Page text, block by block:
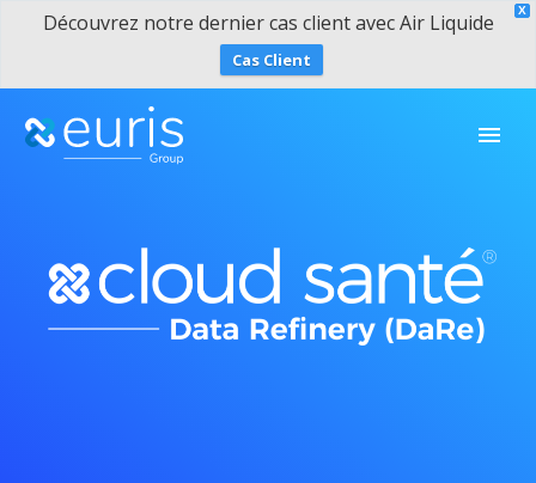
X
Découvrez notre dernier cas client avec Air Liquide
Cas Client